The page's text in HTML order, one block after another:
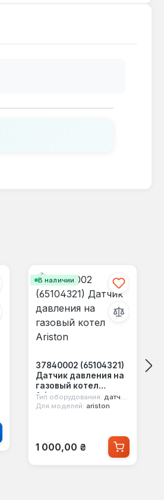
В наличии
37840002 (65104321)
Датчик давления на
газовый котел
Ariston
Тип оборудования: датчик давления воды
Для моделей: ariston
Обычная цена:
1 000,00 ₴